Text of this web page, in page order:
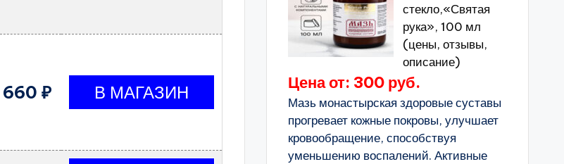
660 ₽
стекло,«Святая
рука», 100 мл
(цены, отзывы,
описание)
Цена от: 300 руб.
Мазь монастырская здоровые суставы
прогревает кожные покровы, улучшает
кровообращение, способствуя
уменьшению воспалений. Активные